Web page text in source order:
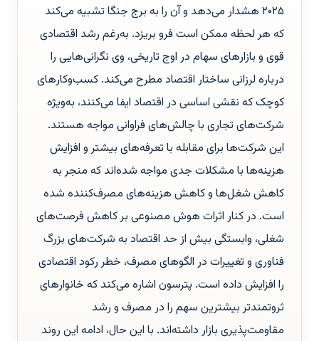
۲۰۲۵ هشدار می‌دهد و آن را به برج جنگا تشبیه می‌کند
که هر لحظه ممکن است فرو بریزد. به‌رغم رشد اقتصادی
قوی و بازارهای سهام در اوج تاریخی، وی نگرانی‌هایی را
درباره لرزانی ساختار اقتصاد مطرح می‌کند. کسب‌وکارهای
کوچک که نقشی اساسی در اقتصاد ایفا می‌کنند، به‌ویژه
شرکت‌های تجاری با چالش‌های فراوانی مواجه هستند.
این شرکت‌ها برای مقابله با تعرفه‌های بیشتر و افزایش
هزینه‌ها با مشکلات جدی مواجه شده‌اند که منجر به
کاهش شغل‌ها و کاهش هزینه‌های مصرف‌کننده شده
است. در کنار اثرات هوش مصنوعی بر کاهش فرصت‌های
شغلی، وابستگی بیش از حد اقتصاد به شرکت‌های بزرگ
فناوری و تغییرات در الگوهای مصرف، خطر رکود اقتصادی
را افزایش داده است. پترسون اشاره می‌کند که خانوارهای
ثروتمندتر بیشترین سهم را در مصرف و رشد
مقاومت‌پذیری بازار داشته‌اند. با این حال، ادامه این روند